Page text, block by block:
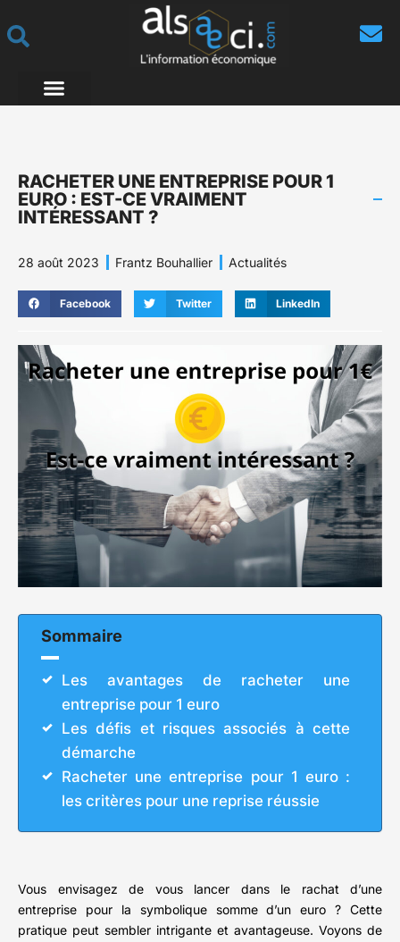
RACHETER UNE ENTREPRISE POUR 1
EURO : EST-CE VRAIMENT
INTÉRESSANT ?
28 août 2023 Frantz Bouhallier Actualités
Facebook Twitter LinkedIn
Sommaire
Les avantages de racheter une
entreprise pour 1 euro
Les défis et risques associés à cette
démarche
Racheter une entreprise pour 1 euro :
les critères pour une reprise réussie
Vous envisagez de vous lancer dans le rachat d’une
entreprise pour la symbolique somme d’un euro ? Cette
pratique peut sembler intrigante et avantageuse. Voyons de